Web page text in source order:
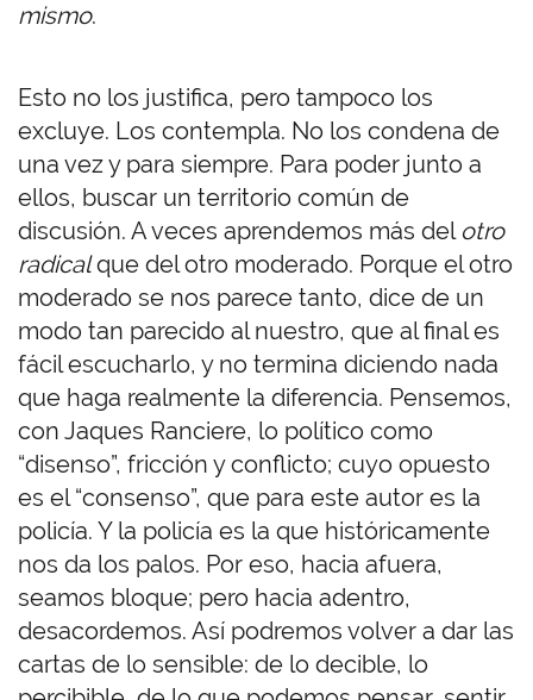
mismo.
Esto no los justifica, pero tampoco los
excluye. Los contempla. No los condena de
una vez y para siempre. Para poder junto a
ellos, buscar un territorio común de
discusión. A veces aprendemos más del otro
radicalque del otro moderado. Porque el otro
moderado se nos parece tanto, dice de un
modo tan parecido al nuestro, que al final es
fácil escucharlo, y no termina diciendo nada
que haga realmente la diferencia. Pensemos,
con Jaques Ranciere, lo político como
“disenso”, fricción y conflicto; cuyo opuesto
es el “consenso”, que para este autor es la
policía. Y la policía es la que históricamente
nos da los palos. Por eso, hacia afuera,
seamos bloque; pero hacia adentro,
desacordemos. Así podremos volver a dar las
cartas de lo sensible: de lo decible, lo